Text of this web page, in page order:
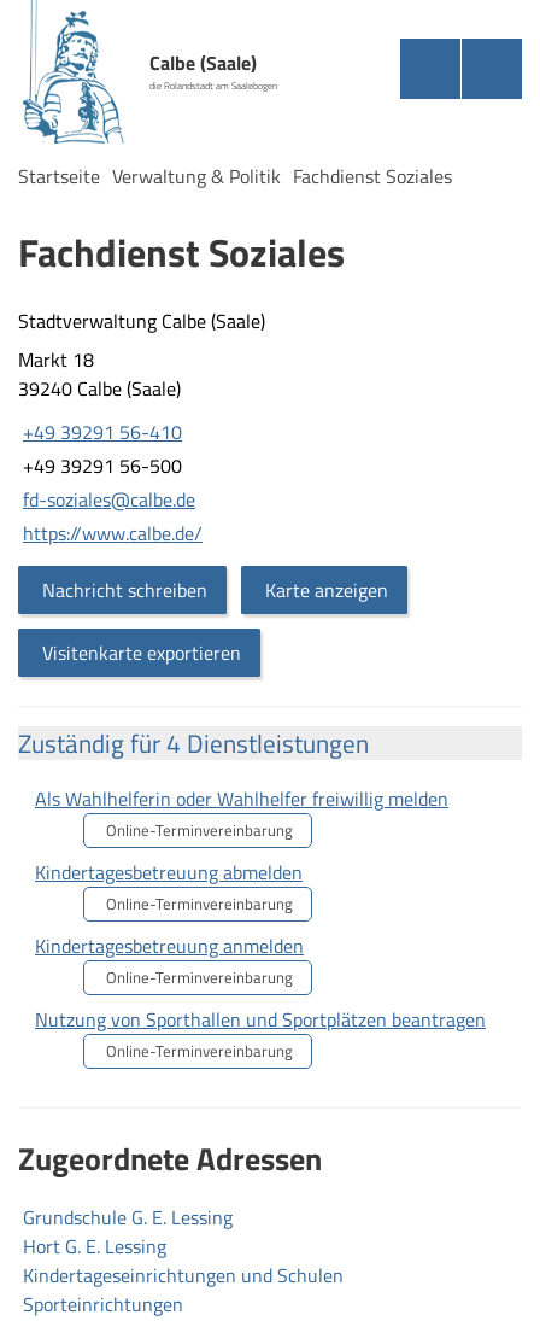
Calbe (Saale)
die Rolandstadt am Saalebogen
Startseite Verwaltung & Politik Fachdienst Soziales
Fachdienst Soziales
Stadtverwaltung Calbe (Saale)
Markt 18
39240 Calbe (Saale)
+49 39291 56-410
+49 39291 56-500
fd-soziales@calbe.de
https://www.calbe.de/
Nachricht schreiben
Karte anzeigen
Visitenkarte exportieren
Zuständig für 4 Dienstleistungen
Als Wahlhelferin oder Wahlhelfer freiwillig melden
Online-Terminvereinbarung
Kindertagesbetreuung abmelden
Online-Terminvereinbarung
Kindertagesbetreuung anmelden
Online-Terminvereinbarung
Nutzung von Sporthallen und Sportplätzen beantragen
Online-Terminvereinbarung
Zugeordnete Adressen
Grundschule G. E. Lessing
Hort G. E. Lessing
Kindertageseinrichtungen und Schulen
Sporteinrichtungen